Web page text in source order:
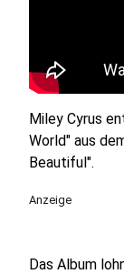
Miley Cyrus
World" aus
Beautiful".
Anzeige
Das Album